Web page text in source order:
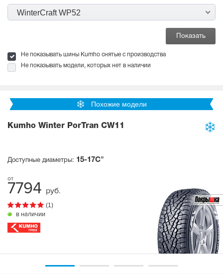
WinterCraft WP52
Не показывать шины Kumho снятые с производства
Не показывать модели, которых нет в наличии
Похожие модели
Kumho Winter PorTran CW11
Доступные диаметры: 15-17C"
7794 руб.
(1)
в наличии